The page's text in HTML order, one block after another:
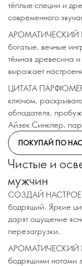
тёплые специи и
современного
АРОМАТИЧЕСКИЙ
богатые, вечные
тёмная древесина
выражает
ЦИТАТА
ключом,
обладателя,
Айзек Синклер,
ПОКУПАЙ ПО
Чистые и
мужчин
СОЗДАЙ
бодрящий. Яркие
дарят ощущение
перезагрузки.
АРОМАТИЧЕСКИЙ
бодрящими нотами